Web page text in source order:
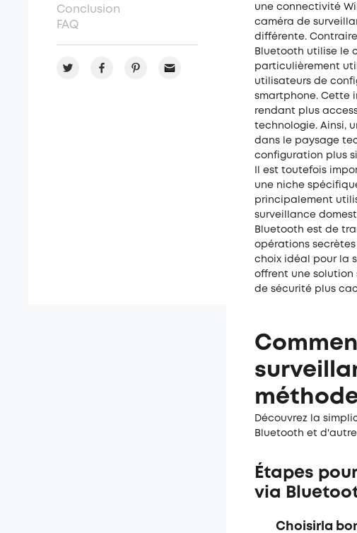
une connectivité
caméra de
différente.
Bluetooth utilise le
particulièrement
utilisateurs de
smartphone. Cette
rendant plus
technologie. Ainsi,
dans le paysage
configuration plus
Il est toutefois
une niche
principalement
surveillance
Bluetooth est de
opérations
choix idéal pour la
offrent une solution
de sécurité plus
Découvrez la
Bluetooth et
Étapes
via
Choisir la
Conclusion
FAQ